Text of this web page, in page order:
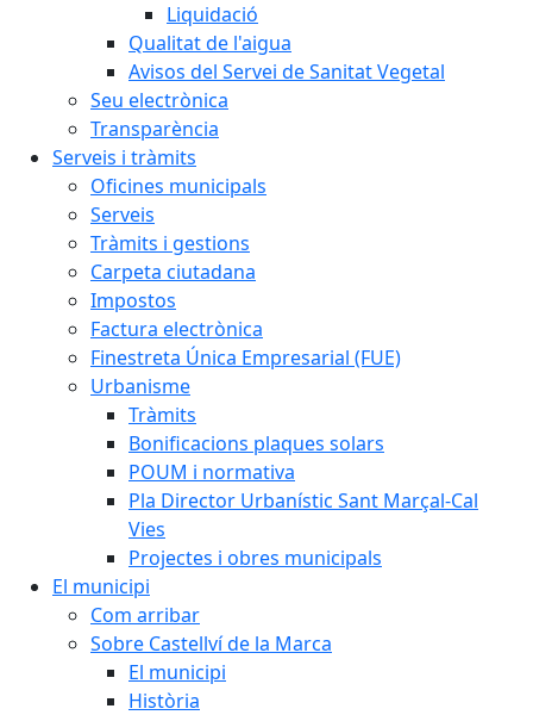
Liquidació
Qualitat de l'aigua
Avisos del Servei de Sanitat Vegetal
Seu electrònica
Transparència
Serveis i tràmits
Oficines municipals
Serveis
Tràmits i gestions
Carpeta ciutadana
Impostos
Factura electrònica
Finestreta Única Empresarial (FUE)
Urbanisme
Tràmits
Bonificacions plaques solars
POUM i normativa
Pla Director Urbanístic Sant Marçal-Cal
Vies
Projectes i obres municipals
El municipi
Com arribar
Sobre Castellví de la Marca
El municipi
Història